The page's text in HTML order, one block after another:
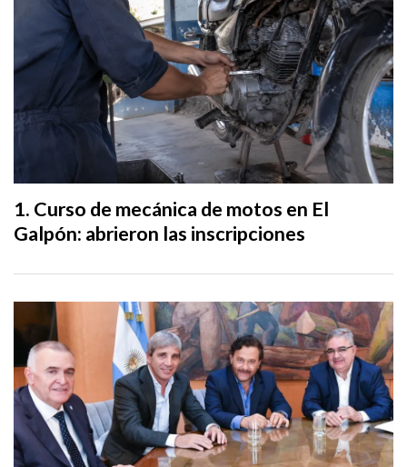
Curso de mecánica de motos en El
Galpón: abrieron las inscripciones